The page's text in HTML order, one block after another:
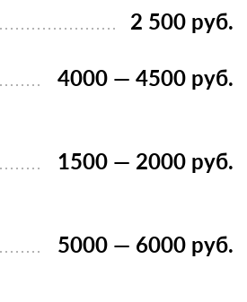
2 500 руб.
4000 — 4500 руб.
1500 — 2000 руб.
5000 — 6000 руб.